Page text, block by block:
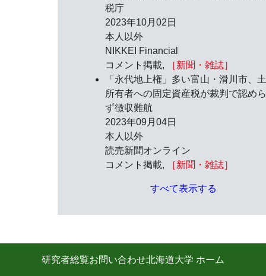
税庁
2023年10月02日
本人以外
NIKKEI Financial
コメント掲載,
［新聞・雑誌］
「永代地上権」多い富山・滑川市、
所有者への固定資産税が裁判で認め
ず徴収難航
2023年09月04日
本人以外
読売新聞オンライン
コメント掲載,
［新聞・雑誌］
すべて表示する
研究者総覧お問い合わせ北海道大学 ホーム